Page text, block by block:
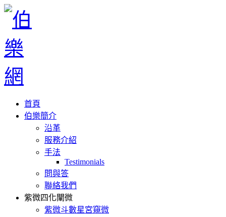
首頁
伯樂簡介
沿革
服務介紹
手法
Testimonials
問與答
聯絡我們
紫微四化闡微
紫微斗數星宮窺微